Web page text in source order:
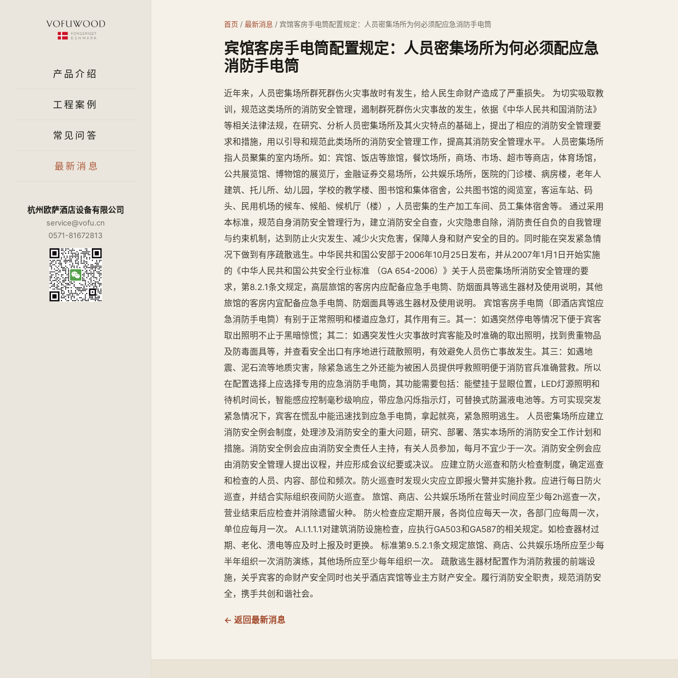
产品介绍
工程案例
常见问答
最新消息
杭州欧萨酒店设备有限公司
service@vofu.cn
0571-81672813
首页 / 最新消息 / 宾馆客房手电筒配置规定：人员密集场所为何必须配应急消防手电筒
宾馆客房手电筒配置规定：人员密集场所为何必须配应急
消防手电筒
近年来，人员密集场所群死群伤火灾事故时有发生，给人民生命财产造成了严重损失。 为切实吸取教
训，规范这类场所的消防安全管理，遏制群死群伤火灾事故的发生，依据《中华人民共和国消防法》
等相关法律法规，在研究、分析人员密集场所及其火灾特点的基础上，提出了相应的消防安全管理要
求和措施，用以引导和规范此类场所的消防安全管理工作，提高其消防安全管理水平。 人员密集场所
指人员聚集的室内场所。如：宾馆、饭店等旅馆，餐饮场所，商场、市场、超市等商店，体育场馆，
公共展览馆、博物馆的展览厅，金融证券交易场所，公共娱乐场所，医院的门诊楼、病房楼，老年人
建筑、托儿所、幼儿园，学校的教学楼、图书馆和集体宿舍，公共图书馆的阅览室，客运车站、码
头、民用机场的候车、候船、候机厅（楼），人员密集的生产加工车间、员工集体宿舍等。 通过采用
本标准，规范自身消防安全管理行为，建立消防安全自查，火灾隐患自除，消防责任自负的自我管理
与约束机制，达到防止火灾发生、减少火灾危害，保障人身和财产安全的目的。同时能在突发紧急情
况下做到有序疏散逃生。中华民共和国公安部于2006年10月25日发布，并从2007年1月1日开始实施
的《中华人民共和国公共安全行业标准 （GA 654-2006）》关于人员密集场所消防安全管理的要
求，第8.2.1条文规定，高层旅馆的客房内应配备应急手电筒、防烟面具等逃生器材及使用说明，其他
旅馆的客房内宜配备应急手电筒、防烟面具等逃生器材及使用说明。 宾馆客房手电筒 （即酒店宾馆应
急消防手电筒）有别于正常照明和楼道应急灯，其作用有三。其一：如遇突然停电等情况下便于宾客
取出照明不止于黑暗惊慌；其二：如遇突发性火灾事故时宾客能及时准确的取出照明，找到贵重物品
及防毒面具等，并查看安全出口有序地进行疏散照明，有效避免人员伤亡事故发生。其三：如遇地
震、泥石流等地质灾害，除紧急逃生之外还能为被困人员提供呼救照明便于消防官兵准确营救。所以
在配置选择上应选择专用的应急消防手电筒，其功能需要包括：能壁挂于显眼位置，LED灯源照明和
待机时间长，智能感应控制毫秒级响应，带应急闪烁指示灯，可替换式防漏液电池等。方可实现突发
紧急情况下，宾客在慌乱中能迅速找到应急手电筒，拿起就亮，紧急照明逃生。 人员密集场所应建立
消防安全例会制度，处理涉及消防安全的重大问题，研究、部署、落实本场所的消防安全工作计划和
措施。消防安全例会应由消防安全责任人主持，有关人员参加，每月不宜少于一次。消防安全例会应
由消防安全管理人提出议程，并应形成会议纪要或决议。 应建立防火巡查和防火检查制度，确定巡查
和检查的人员、内容、部位和频次。防火巡查时发现火灾应立即报火警并实施扑救。应进行每日防火
巡查，并结合实际组织夜间防火巡查。 旅馆、商店、公共娱乐场所在营业时间应至少每2h巡查一次，
营业结束后应检查并消除遗留火种。 防火检查应定期开展，各岗位应每天一次，各部门应每周一次，
单位应每月一次。 A.l.1.1.1对建筑消防设施检查，应执行GA503和GA587的相关规定。如检查器材过
期、老化、溃电等应及时上报及时更换。 标准第9.5.2.1条文规定旅馆、商店、公共娱乐场所应至少每
半年组织一次消防演练，其他场所应至少每年组织一次。 疏散逃生器材配置作为消防救援的前端设
施，关乎宾客的命财产安全同时也关乎酒店宾馆等业主方财产安全。履行消防安全职责，规范消防安
全，携手共创和谐社会。
← 返回最新消息